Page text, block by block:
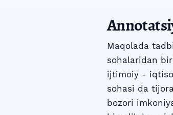
Maqolada
sohalaridan
ijtimoiy -
sohasi da
bozori